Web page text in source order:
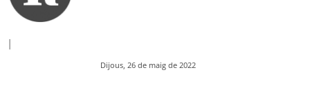
|
Dijous, 26 de maig de 2022